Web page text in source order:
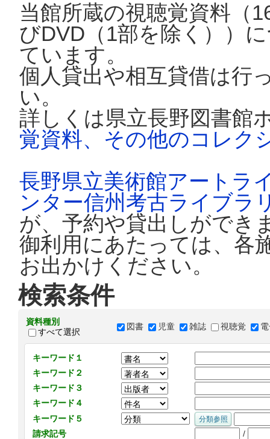
当館所蔵の視聴覚資料（
びDVD（1部を除く））
ています。
個人貸出や相互貸借は行
い。
詳しくは県立長野図書館
覚資料、その他のコレク
長野県立美術館アートラ
ンター信州考古ライブラ
が、予約や貸出しができ
御利用にあたっては、各
お出かけください。
検索条件
資料種別
すべて選択
図書 児童 雑誌 視聴覚
キーワード１
キーワード２
キーワード３
キーワード４
キーワード５
請求記号
/